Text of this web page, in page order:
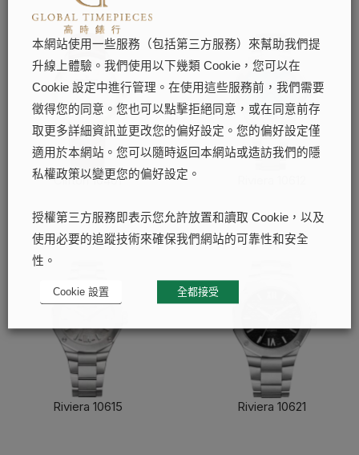
Clifton 10401
Riviera 10615
Riviera 10621
本網站使用一些服務（包括第三方服務）來幫助我們提
升線上體驗。我們使用以下幾類 Cookie，您可以在
Cookie 設定中進行管理。在使用這些服務前，我們需要
徵得您的同意。您也可以點擊拒絕同意，或在同意前存
取更多詳細資訊並更改您的偏好設定。您的偏好設定僅
適用於本網站。您可以隨時返回本網站或造訪我們的隱
私權政策以變更您的偏好設定。
授權第三方服務即表示您允許放置和讀取 Cookie，以及
使用必要的追蹤技術來確保我們網站的可靠性和安全
性。
Cookie 設置 全都接受